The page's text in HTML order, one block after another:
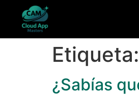
Etiqueta:
¿Sabías